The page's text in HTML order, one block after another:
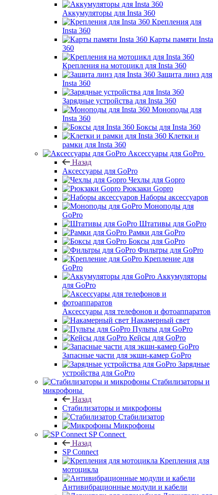
Аккумуляторы для Insta 360
Крепления для
Insta 360
Карты памяти Insta
360
Крепления на мотоцикл для Insta 360
Защита линз для
Insta 360
Зарядные устройства для Insta 360
Моноподы для
Insta 360
Боксы для Insta 360
Клетки и
рамки для Insta 360
Аксессуары для GoPro
Назад
Аксессуары для GoPro
Чехлы для Gopro
Рюкзаки Gopro
Наборы аксессуаров
Моноподы для
GoPro
Штативы для GoPro
Рамки для GoPro
Боксы для GoPro
Фильтры для GoPro
Крепление для
GoPro
Аккумуляторы
для GoPro
Аксессуары для телефонов и фотоаппаратов
Накамерный свет
Пульты для GoPro
Кейсы для GoPro
Запасные части для экшн-камер GoPro
Зарядные
устройства для GoPro
Стабилизаторы и
микрофоны
Назад
Стабилизаторы и микрофоны
Стабилизатор
Микрофоны
SP Connect
Назад
SP Connect
Крепления для
мотоцикла
Антивибрационные модули и кабели